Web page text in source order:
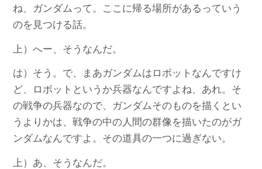
ね、ガンダムって。ここに帰る場所があるっていう
のを見つける話。
上）へー、そうなんだ。
は）そう。で、まあガンダムはロボットなんですけ
ど、ロボットというか兵器なんですよね、あれ。そ
の戦争の兵器なので、ガンダムそのものを描くとい
うよりかは、戦争の中の人間の群像を描いたのがガ
ンダムなんですよ。その道具の一つに過ぎない。
上）あ、そうなんだ。